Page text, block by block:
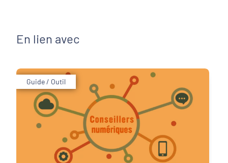
En lien avec
Guide / Outil